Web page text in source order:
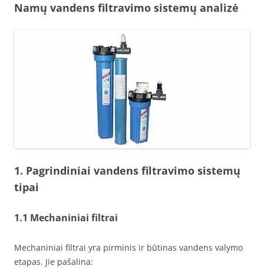
Namų vandens filtravimo sistemų analizė
1. Pagrindiniai vandens filtravimo sistemų
tipai
1.1 Mechaniniai filtrai
Mechaniniai filtrai yra pirminis ir būtinas vandens valymo
etapas. Jie pašalina: